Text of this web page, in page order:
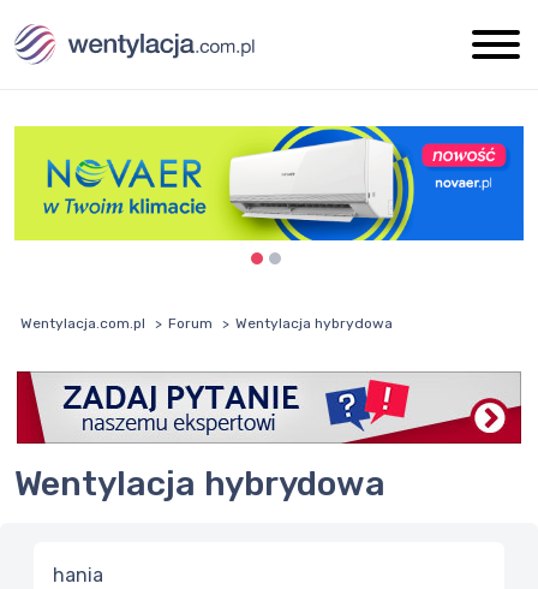
Wentylacja.com.pl Forum Wentylacja hybrydowa
Wentylacja hybrydowa
hania